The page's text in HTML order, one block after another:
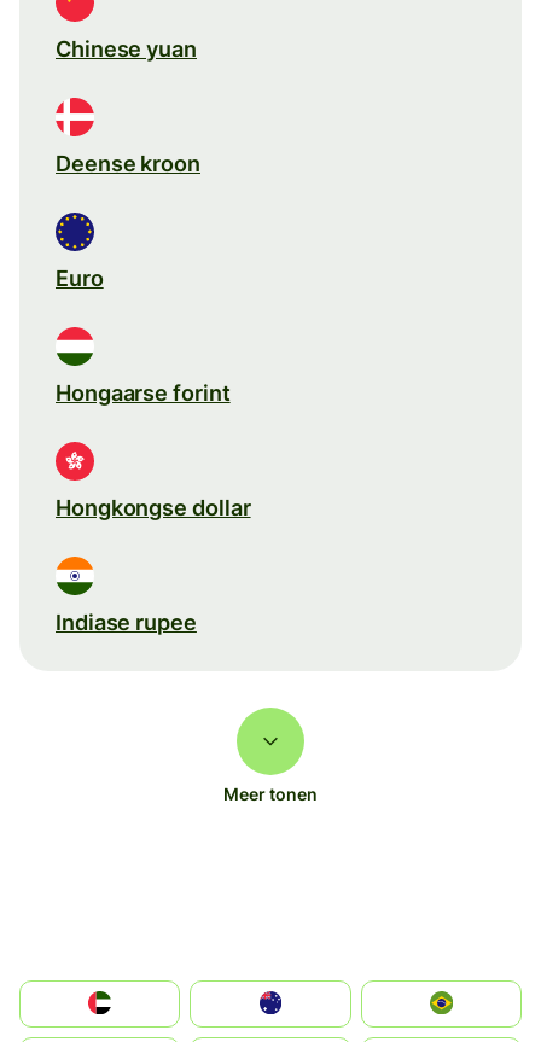
Chinese yuan
Deense kroon
Euro
Hongaarse forint
Hongkongse dollar
Indiase rupee
Meer tonen
الإمارات العربية المتحدة